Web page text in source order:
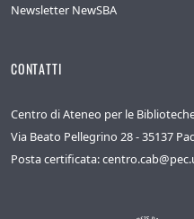
Newsletter NewSBA
CONTATTI
Centro di Ateneo per le
Via Beato Pellegrino 28 - 35137
Posta certificata: